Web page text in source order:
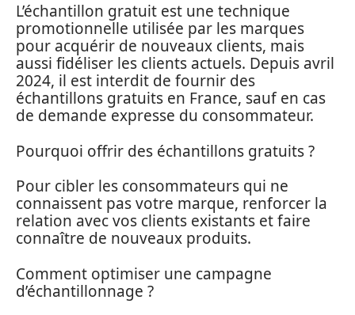
L’échantillon gratuit est une technique
promotionnelle utilisée par les marques
pour acquérir de nouveaux clients, mais
aussi fidéliser les clients actuels. Depuis avril
2024, il est interdit de fournir des
échantillons gratuits en France, sauf en cas
de demande expresse du consommateur.
Pourquoi offrir des échantillons gratuits ?
Pour cibler les consommateurs qui ne
connaissent pas votre marque, renforcer la
relation avec vos clients existants et faire
connaître de nouveaux produits.
Comment optimiser une campagne
d’échantillonnage ?